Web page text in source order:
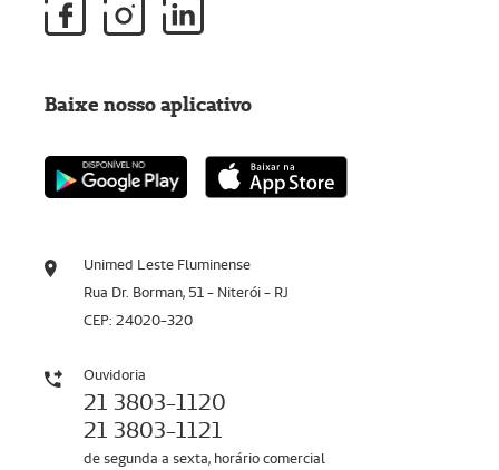
Unimed Leste Fluminense
Rua Dr. Borman, 51 - Niterói - RJ
CEP: 24020-320
Ouvidoria
21 3803-1120
21 3803-1121
de segunda a sexta, horário comercial
Baixe nosso aplicativo